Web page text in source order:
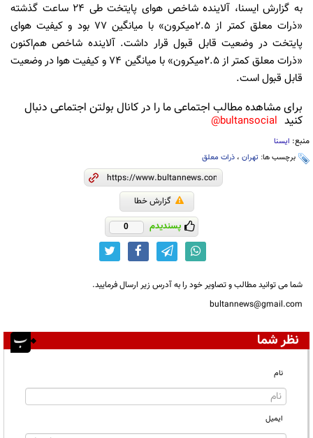
به گزارش ایسنا، آلاینده شاخص هوای پایتخت طی ۲۴ ساعت گذشته
«ذرات معلق کمتر از ۲.۵میکرون» با میانگین ۷۷ بود و کیفیت هوای
پایتخت در وضعیت قابل قبول قرار داشت. آلاینده شاخص هم‌اکنون
«ذرات معلق کمتر از ۲.۵میکرون» با میانگین ۷۴ و کیفیت هوا در وضعیت
قابل قبول است.
برای مشاهده مطالب اجتماعی ما را در کانال بولتن اجتماعی دنبال
کنید bultansocial@
منبع: ایسنا
برچسب ها: تهران ، ذرات معلق
گزارش خطا
پسندیدم 0
شما می توانید مطالب و تصاویر خود را به آدرس زیر ارسال فرمایید.
bultannews@gmail.com
نظر شما
نام
ایمیل